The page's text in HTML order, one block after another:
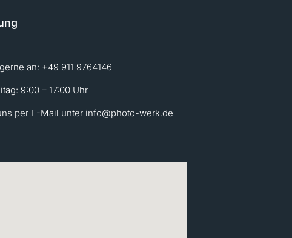
an: +49 911 9764146
9:00 – 17:00 Uhr
per E-Mail unter info@photo-werk.de